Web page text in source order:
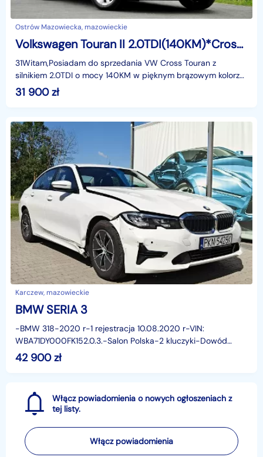
Ostrów Mazowiecka, mazowieckie
Volkswagen Touran II 2.0TDI(140KM)*Cross Touran*Duża Navi*Klimatronik*2XParktr*Welur*Alu1
31Witam,Posiadam do sprzedania VW Cross Touran z
silnikiem 2.0TDI o mocy 140KM w pięknym brązowym kolorze
w bogatej wersji wyposażenia i z rewelacyjnym Silnikie
31 900zł
Karczew, mazowieckie
BMW SERIA 3
-BMW 318-2020 r-1 rejestracja 10.08.2020 r-VIN:
WBA71DY000FK152.0.3.-Salon Polska-2 kluczyki-Dowód
rejestracyjny zatrz. elektronicznie-BMW uszkodzone
blacharsko
42 900zł
Włącz powiadomienia o nowych ogłoszeniach z
tej listy.
Włącz powiadomienia